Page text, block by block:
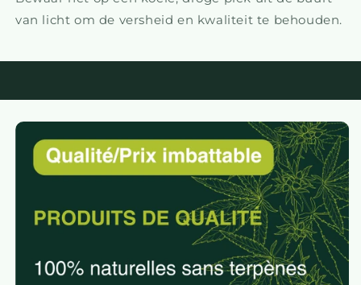
van licht om de versheid en kwaliteit te behouden.